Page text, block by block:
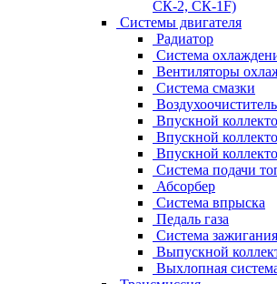
СК-2, СК-1F)
Системы двигателя
Радиатор
Система
Вентиляторы
Система смазки
Воздухоочиститель
Впускной
Впускной
Впускной
Система подачи
Абсорбер
Система впрыска
Педаль газа
Система зажигания
Выпускной
Выхлопная